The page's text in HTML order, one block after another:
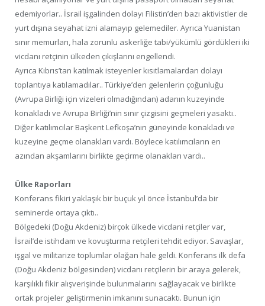
edemiyorlar.. İsrail işgalinden dolayı Filistin’den bazı aktivistler de
yurt dışına seyahat izni alamayıp gelemediler. Ayrıca Yuanistan
sınır memurları, hala zorunlu askerliğe tabi/yükümlü gördükleri iki
vicdanı retçinin ülkeden çıkışlarını engellendi.
Ayrıca Kıbrıs’tan katılmak isteyenler kısıtlamalardan dolayı
toplantıya katılamadılar.. Türkiye’den gelenlerin çoğunluğu
(Avrupa Birliği için vizeleri olmadığından) adanın kuzeyinde
konakladı ve Avrupa Birliği’nin sınır çizgisini geçmeleri yasaktı..
Diğer katılımcılar Başkent Lefkoşa’nın güneyinde konakladı ve
kuzeyine geçme olanakları vardı. Böylece katılımcıların en
azından akşamlarını birlikte geçirme olanakları vardı..
Ülke Raporları
Konferans fikiri yaklaşık bir buçuk yıl önce İstanbul’da bir
seminerde ortaya çıktı..
Bölgedeki (Doğu Akdeniz) birçok ülkede vicdani retçiler var,
İsrail’de istihdam ve kovuşturma retçileri tehdit ediyor. Savaşlar,
işgal ve militarize toplumlar olağan hale geldi. Konferans ilk defa
(Doğu Akdeniz bölgesinden) vicdanı retçilerin bir araya gelerek,
karşılıklı fikir alışverişinde bulunmalarını sağlayacak ve birlikte
ortak projeler geliştirmenin imkanını sunacaktı. Bunun için